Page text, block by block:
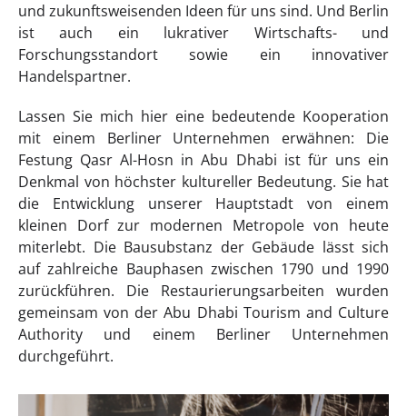
und zukunftsweisenden Ideen für uns sind. Und Berlin
ist auch ein lukrativer Wirtschafts- und
Forschungsstandort sowie ein innovativer
Handelspartner.
Lassen Sie mich hier eine bedeutende Kooperation
mit einem Berliner Unternehmen erwähnen: Die
Festung Qasr Al-Hosn in Abu Dhabi ist für uns ein
Denkmal von höchster kultureller Bedeutung. Sie hat
die Entwicklung unserer Hauptstadt von einem
kleinen Dorf zur modernen Metropole von heute
miterlebt. Die Bausubstanz der Gebäude lässt sich
auf zahlreiche Bauphasen zwischen 1790 und 1990
zurückführen. Die Restaurierungsarbeiten wurden
gemeinsam von der Abu Dhabi Tourism and Culture
Authority und einem Berliner Unternehmen
durchgeführt.